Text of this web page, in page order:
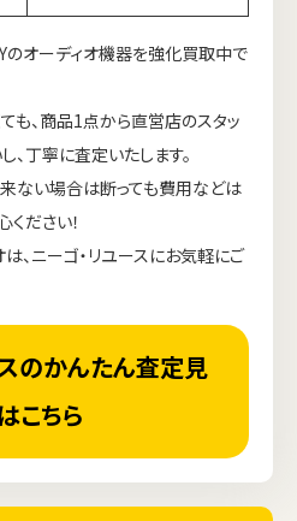
のオーディオ機器を強化買取中で
も、商品1点から直営店のスタッ
丁寧に査定いたします。
ない場合は断っても費用などは
ださい！
、ニーゴ・リユースにお気軽にご
のかんたん査定見
こちら